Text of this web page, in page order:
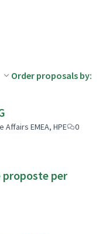
Order proposals by:
EMEA, HPE
0
per